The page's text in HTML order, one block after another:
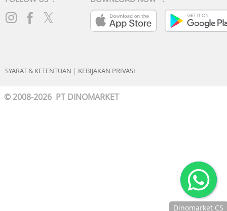
SYARAT & KETENTUAN | KEBIJAKAN PRIVASI
© 2008-2026 PT DINOMARKET
Dinomarket CS